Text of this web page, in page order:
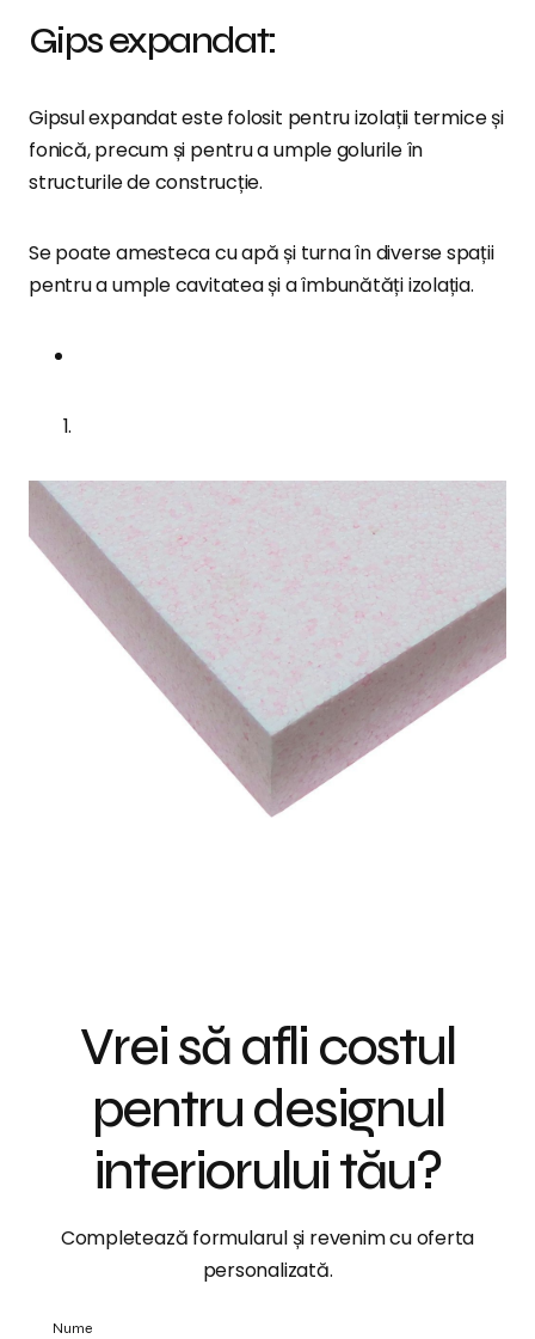
Gips expandat:
Gipsul expandat este folosit pentru izolații termice și
fonică, precum și pentru a umple golurile în
structurile de construcție.
Se poate amesteca cu apă și turna în diverse spații
pentru a umple cavitatea și a îmbunătăți izolația.
Vrei să afli costul
pentru designul
interiorului tău?
Completează formularul și revenim cu oferta
personalizată.
Nume